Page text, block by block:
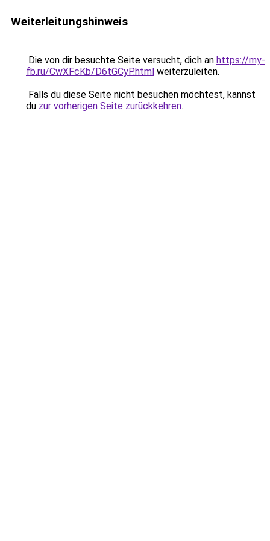
Weiterleitungshinweis
Die von dir besuchte Seite versucht, dich an https://my-
fb.ru/CwXFcKb/D6tGCyP.html weiterzuleiten.
Falls du diese Seite nicht besuchen möchtest, kannst
du zur vorherigen Seite zurückkehren.